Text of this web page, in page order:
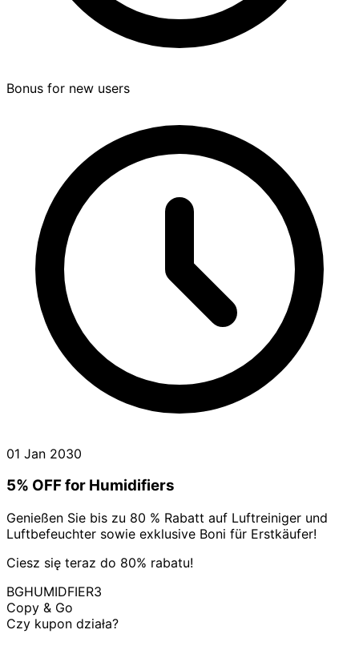
Bonus for new users
01 Jan 2030
5% OFF for Humidifiers
Genießen Sie bis zu 80 % Rabatt auf Luftreiniger und
Luftbefeuchter sowie exklusive Boni für Erstkäufer!
Ciesz się teraz do 80% rabatu!
BGHUMIDFIER3
Copy & Go
Czy kupon działa?